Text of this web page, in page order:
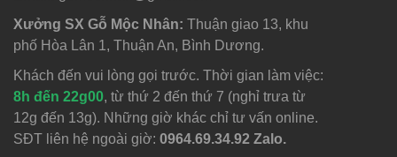
Xưởng SX Gỗ Mộc Nhân: Thuận giao 13, khu
phố Hòa Lân 1, Thuận An, Bình Dương.
Khách đến vui lòng gọi trước. Thời gian làm việc:
8h đến 22g00, từ thứ 2 đến thứ 7 (nghỉ trưa từ
12g đến 13g). Những giờ khác chỉ tư vấn online.
SĐT liên hệ ngoài giờ: 0964.69.34.92 Zalo.